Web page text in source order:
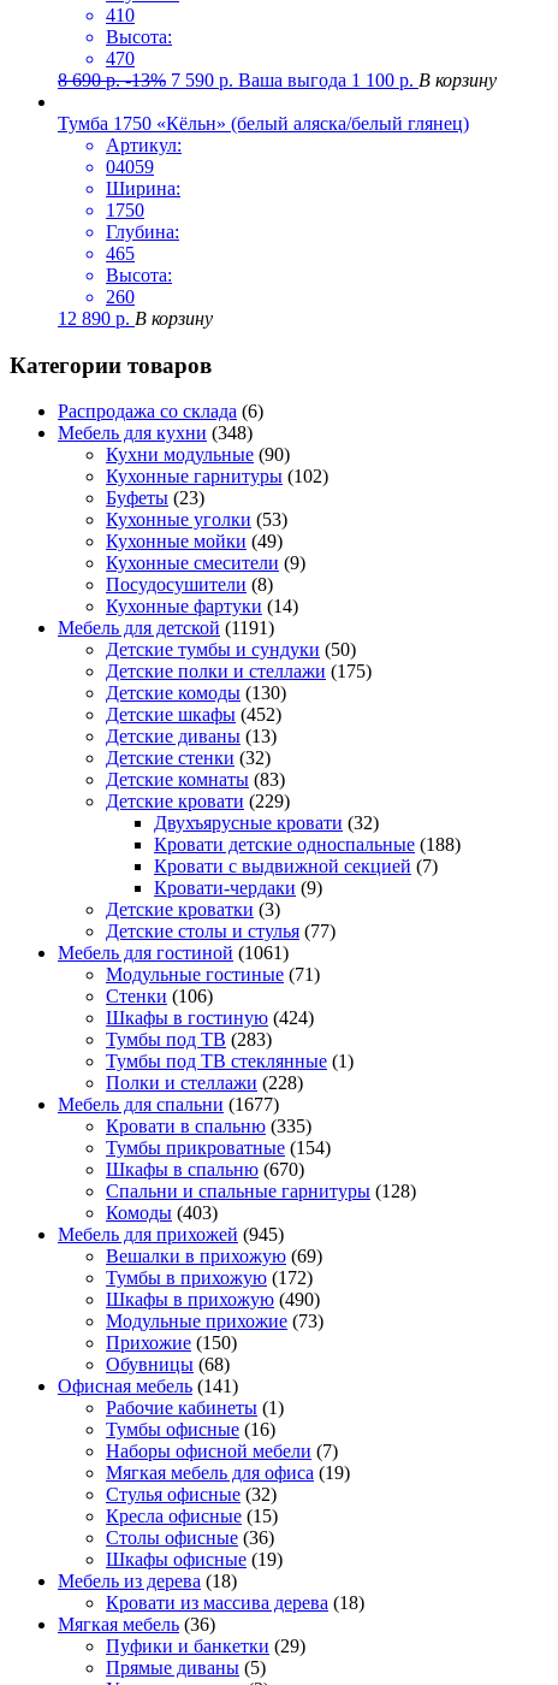
410
Высота:
470
8 690р. -13% 7 590 р. Ваша выгода 1 100 р. В корзину
Тумба 1750 «Кёльн» (белый аляска/белый глянец)
Артикул:
04059
Ширина:
1750
Глубина:
465
Высота:
260
12 890 р. В корзину
Категории товаров
Распродажа со склада (6)
Мебель для кухни (348)
Кухни модульные (90)
Кухонные гарнитуры (102)
Буфеты (23)
Кухонные уголки (53)
Кухонные мойки (49)
Кухонные смесители (9)
Посудосушители (8)
Кухонные фартуки (14)
Мебель для детской (1191)
Детские тумбы и сундуки (50)
Детские полки и стеллажи (175)
Детские комоды (130)
Детские шкафы (452)
Детские диваны (13)
Детские стенки (32)
Детские комнаты (83)
Детские кровати (229)
Двухъярусные кровати (32)
Кровати детские односпальные (188)
Кровати с выдвижной секцией (7)
Кровати-чердаки (9)
Детские кроватки (3)
Детские столы и стулья (77)
Мебель для гостиной (1061)
Модульные гостиные (71)
Стенки (106)
Шкафы в гостиную (424)
Тумбы под ТВ (283)
Тумбы под ТВ стеклянные (1)
Полки и стеллажи (228)
Мебель для спальни (1677)
Кровати в спальню (335)
Тумбы прикроватные (154)
Шкафы в спальню (670)
Спальни и спальные гарнитуры (128)
Комоды (403)
Мебель для прихожей (945)
Вешалки в прихожую (69)
Тумбы в прихожую (172)
Шкафы в прихожую (490)
Модульные прихожие (73)
Прихожие (150)
Обувницы (68)
Офисная мебель (141)
Рабочие кабинеты (1)
Тумбы офисные (16)
Наборы офисной мебели (7)
Мягкая мебель для офиса (19)
Стулья офисные (32)
Кресла офисные (15)
Столы офисные (36)
Шкафы офисные (19)
Мебель из дерева (18)
Кровати из массива дерева (18)
Мягкая мебель (36)
Пуфики и банкетки (29)
Прямые диваны (5)